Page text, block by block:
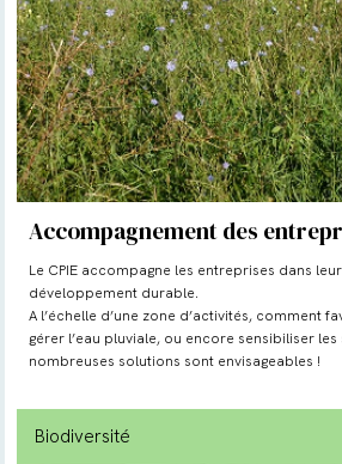
Accompagnement des
Le CPIE accompagne les entreprises dans
développement durable.
A l’échelle d’une zone d’activités, comment
gérer l’eau pluviale, ou encore sensibiliser les
nombreuses solutions sont envisageables !
Biodiversité